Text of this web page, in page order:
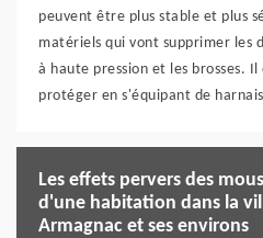
peuvent être plus stable et plus
matériels qui vont supprimer les
à haute pression et les brosses.
protéger en s'équipant de
Les effets pervers des
d'une habitation dans la
Armagnac et ses environs